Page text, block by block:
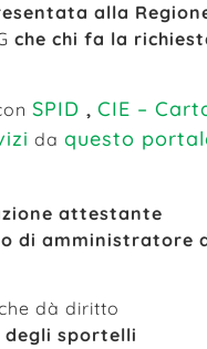
alla
che chi fa la
SPID , CIE –
da questo
attestante
di amministratore
dà diritto
degli sportelli